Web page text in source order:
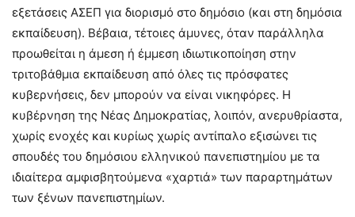
εξετάσεις ΑΣΕΠ για διορισμό στο δημόσιο (και στη δημόσια
εκπαίδευση). Βέβαια, τέτοιες άμυνες, όταν παράλληλα
προωθείται η άμεση ή έμμεση ιδιωτικοποίηση στην
τριτοβάθμια εκπαίδευση από όλες τις πρόσφατες
κυβερνήσεις, δεν μπορούν να είναι νικηφόρες. Η
κυβέρνηση της Νέας Δημοκρατίας, λοιπόν, ανερυθρίαστα,
χωρίς ενοχές και κυρίως χωρίς αντίπαλο εξισώνει τις
σπουδές του δημόσιου ελληνικού πανεπιστημίου με τα
ιδιαίτερα αμφισβητούμενα «χαρτιά» των παραρτημάτων
των ξένων πανεπιστημίων.